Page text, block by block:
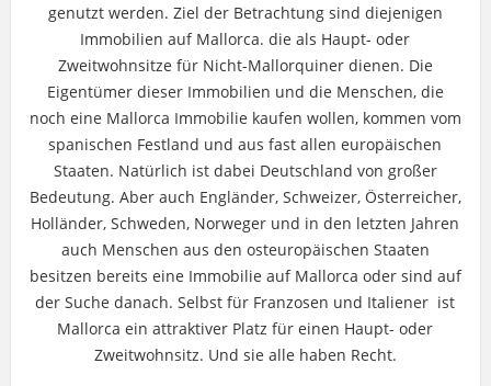
genutzt werden. Ziel der Betrachtung sind diejenigen
Immobilien auf Mallorca. die als Haupt- oder
Zweitwohnsitze für Nicht-Mallorquiner dienen. Die
Eigentümer dieser Immobilien und die Menschen, die
noch eine Mallorca Immobilie kaufen wollen, kommen vom
spanischen Festland und aus fast allen europäischen
Staaten. Natürlich ist dabei Deutschland von großer
Bedeutung. Aber auch Engländer, Schweizer, Österreicher,
Holländer, Schweden, Norweger und in den letzten Jahren
auch Menschen aus den osteuropäischen Staaten
besitzen bereits eine Immobilie auf Mallorca oder sind auf
der Suche danach. Selbst für Franzosen und Italiener ist
Mallorca ein attraktiver Platz für einen Haupt- oder
Zweitwohnsitz. Und sie alle haben Recht.